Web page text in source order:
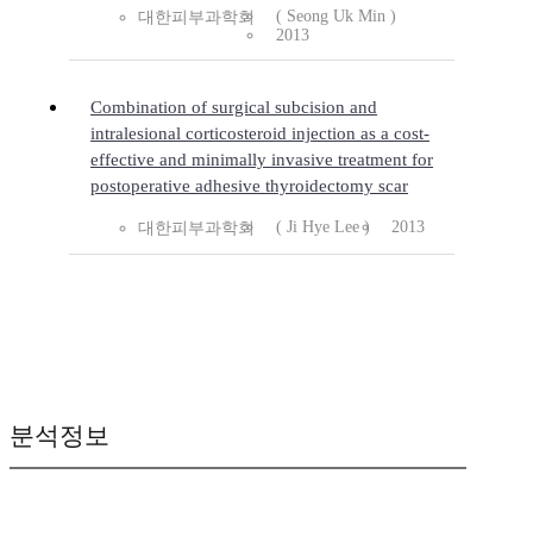
대한피부과학회
( Seong Uk Min )
2013
Combination of surgical subcision and
intralesional corticosteroid injection as a cost-
effective and minimally invasive treatment for
postoperative adhesive thyroidectomy scar
대한피부과학회 ( Ji Hye Lee ) 2013
분석정보